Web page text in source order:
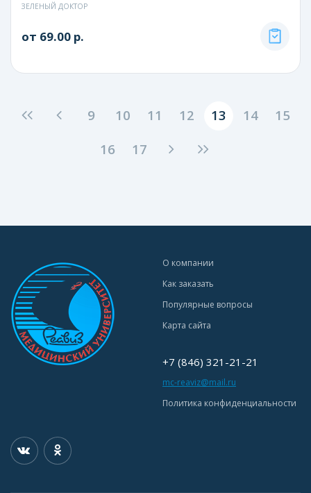
ЗЕЛЕНЫЙ ДОКТОР
от 69.00 р.
9 10 11 12 13 14
15
16
17
О компании
Как заказать
Популярные вопросы
Карта сайта
+7 (846) 321-21-21
mc-reaviz@mail.ru
Политика конфиденциальности